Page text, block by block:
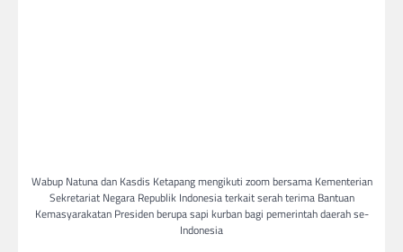
Wabup Natuna dan Kasdis Ketapang mengikuti zoom bersama Kementerian
Sekretariat Negara Republik Indonesia terkait serah terima Bantuan
Kemasyarakatan Presiden berupa sapi kurban bagi pemerintah daerah se-
Indonesia